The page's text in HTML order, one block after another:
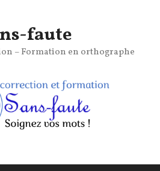
faute
– Formation en orthographe